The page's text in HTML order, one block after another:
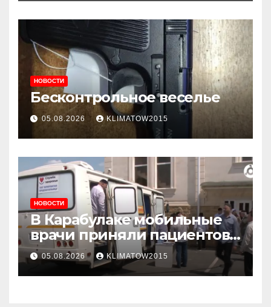
НОВОСТИ
Бесконтрольное веселье
05.08.2026 KLIMATOW2015
НОВОСТИ
В Карабулаке мобильные
врачи приняли пациентов
у стен мечети
05.08.2026 KLIMATOW2015